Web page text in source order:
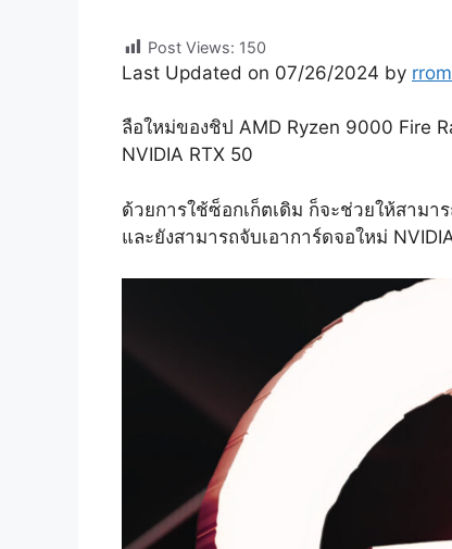
Post Views: 150
Last Updated on 07/26/2024 by
ลือใหม่ของชิป AMD Ryzen 9000 Fire
NVIDIA RTX 50
ด้วยการใช้ซ็อกเก็ตเดิม ก็จะช่วยให้สาม
และยังสามารถจับเอาการ์ดจอใหม่